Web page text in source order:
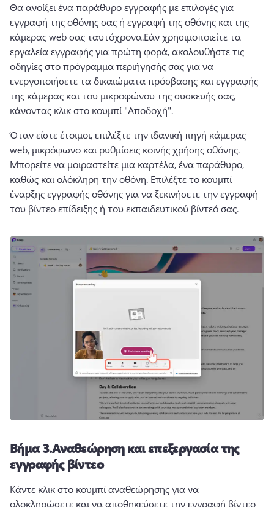
Θα ανοίξει ένα παράθυρο εγγραφής με επιλογές για
εγγραφή της οθόνης σας ή εγγραφή της οθόνης και της
κάμερας web σας ταυτόχρονα.Εάν χρησιμοποιείτε τα
εργαλεία εγγραφής για πρώτη φορά, ακολουθήστε τις
οδηγίες στο πρόγραμμα περιήγησής σας για να
ενεργοποιήσετε τα δικαιώματα πρόσβασης και εγγραφής
της κάμερας και του μικροφώνου της συσκευής σας,
κάνοντας κλικ στο κουμπί "Αποδοχή".
Όταν είστε έτοιμοι, επιλέξτε την ιδανική πηγή κάμερας
Μπορείτε να μοιραστείτε μια καρτέλα, ένα παράθυρο,
καθώς και ολόκληρη την οθόνη. Επιλέξτε το κουμπί
έναρξης εγγραφής οθόνης για να ξεκινήσετε την εγγραφή
του βίντεο επίδειξης ή του εκπαιδευτικού βίντεό σας.
Βήμα 3.Αναθεώρηση και επεξεργασία της
εγγραφής βίντεο
Κάντε κλικ στο κουμπί αναθεώρησης για να
ολοκληρώσετε και να αποθηκεύσετε την εγγραφή βίντεο